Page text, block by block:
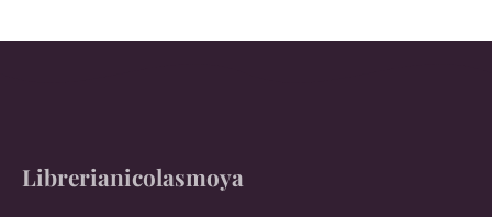
Librerianicolasmoya